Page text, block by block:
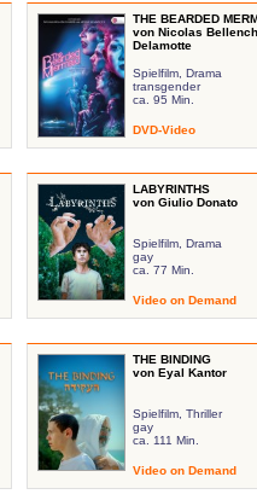
THE BEARDED
von Nicolas
Delamotte
Spielfilm, Drama
transgender
ca. 95 Min.
DVD-Video
LABYRINTHS
von Giulio Donato
Spielfilm, Drama
gay
ca. 77 Min.
Video on Demand
THE BINDING
von Eyal Kantor
Spielfilm, Thriller
gay
ca. 111 Min.
Video on Demand